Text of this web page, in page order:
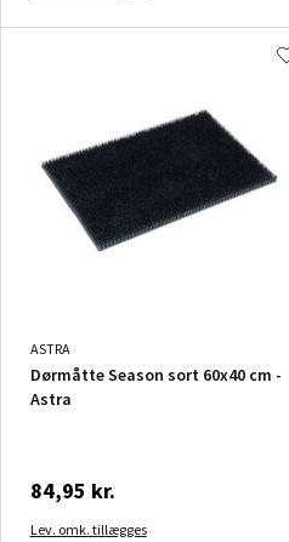
ASTRA
Dørmåtte Season sort 60x40 cm -
Astra
84,95 kr.
Lev. omk. tillægges